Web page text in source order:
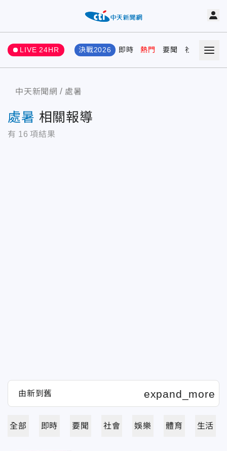
LIVE 24HR 決戰2026 即時 熱門 要聞 社會 娛樂
中天新聞網 處暑
處暑 相關報導
有 16 項結果
全部 即時 要聞 社會 娛樂 體育 生活